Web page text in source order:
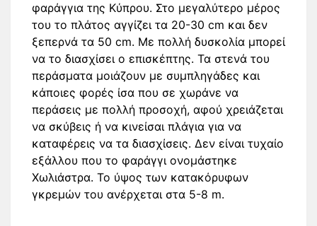
φαράγγια της Κύπρου. Στο μεγαλύτερο μέρος
του το πλάτος αγγίζει τα 20-30 cm και δεν
ξεπερνά τα 50 cm. Mε πολλή δυσκολία μπορεί
να το διασχίσει ο επισκέπτης. Τα στενά του
περάσματα μοιάζουν με συμπληγάδες και
κάποιες φορές ίσα που σε χωράνε να
περάσεις με πολλή προσοχή, αφού χρειάζεται
να σκύβεις ή να κινείσαι πλάγια για να
καταφέρεις να τα διασχίσεις. Δεν είναι τυχαίο
εξάλλου που το φαράγγι ονομάστηκε
Χωλιάστρα. Το ύψος των κατακόρυφων
γκρεμών του ανέρχεται στα 5-8 m.